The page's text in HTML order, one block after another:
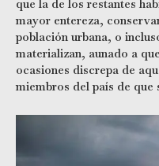
que la de los restantes
mayor entereza,
población urbana, o
materializan, aunado a
ocasiones discrepa de
miembros del país de que